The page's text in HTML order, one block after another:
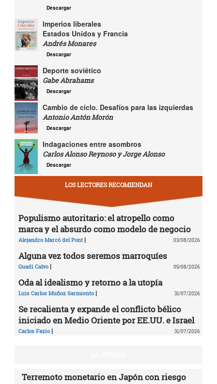
Descargar
Imperios liberales
Estados Unidos y Francia
Andrés Monares
Descargar
Deporte soviético
Gabe Abrahams
Descargar
Cambio de ciclo. Desafíos para las izquierdas
Antonio Antón Morón
Descargar
Indagaciones entre asombros
Carlos Alonso Reynoso y Jorge Alonso
Descargar
LOS LECTORES RECOMIENDAN
Populismo autoritario: el atropello como
marca y el absurdo como modelo de negocio
Alejandro Marcó del Pont | 03/08/2026
Alguna vez todos seremos marroquíes
Guadi Calvo | 05/08/2026
Oda al idealismo y retorno a la utopía
Luis Carlos Muñoz Sarmiento | 31/07/2026
Se recalienta y expande el conflicto bélico
iniciado en Medio Oriente por EE.UU. e Israel
Carlos Fazio | 31/07/2026
Terremoto monetario en Japón con riesgo